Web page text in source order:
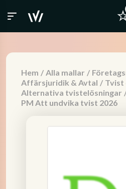
Hem / Alla mallar /
Affärsjuridik & Avtal / Tvist
Alternativa tvistelösningar
PM Att undvika tvist 2026